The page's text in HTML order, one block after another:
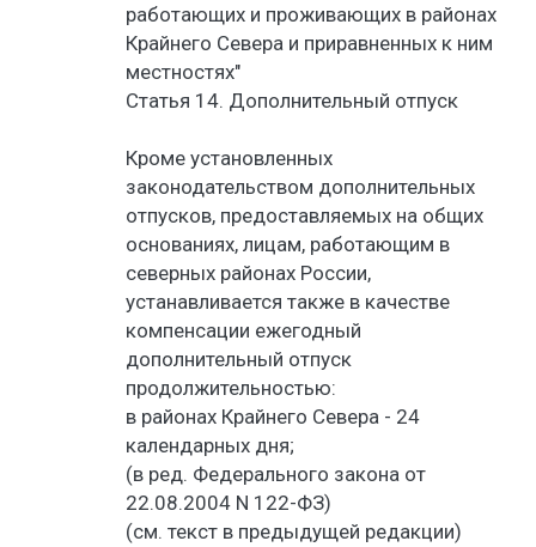
работающих и проживающих в районах
Крайнего Севера и приравненных к ним
местностях"
Статья 14. Дополнительный отпуск
Кроме установленных
законодательством дополнительных
отпусков, предоставляемых на общих
основаниях, лицам, работающим в
северных районах России,
устанавливается также в качестве
компенсации ежегодный
дополнительный отпуск
продолжительностью:
в районах Крайнего Севера - 24
календарных дня;
(в ред. Федерального закона от
22.08.2004 N 122-ФЗ)
(см. текст в предыдущей редакции)